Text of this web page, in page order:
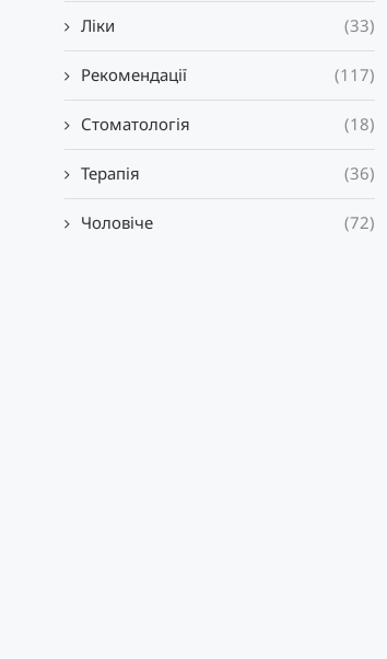
Ліки (33)
Рекомендації (117)
Стоматологія (18)
Терапія (36)
Чоловіче (72)